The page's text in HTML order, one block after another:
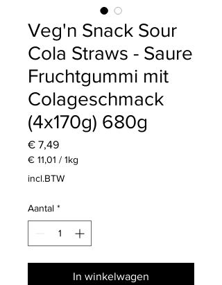
Veg'n Snack Sour
Cola Straws - Saure
Fruchtgummi mit
Colageschmack
(4x170g) 680g
€ 7,49Prijs
€ 11,01 / 1kg
€ 11,01
per
Kilogram
incl.BTW
Aantal *
In winkelwagen